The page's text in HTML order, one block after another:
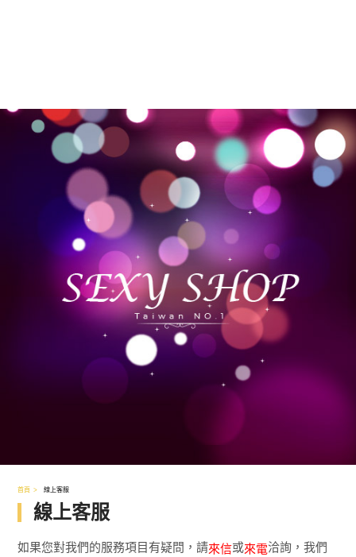
首頁 線上客服
線上客服
如果您對我們的服務項目有疑問，請來信或來電洽詢，我們